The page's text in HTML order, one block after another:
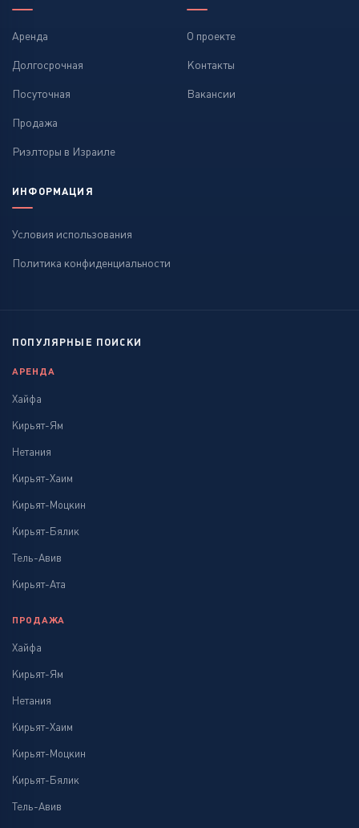
Аренда
Долгосрочная
Посуточная
Продажа
Риэлторы в Израиле
О проекте
Контакты
Вакансии
ИНФОРМАЦИЯ
Условия использования
Политика конфиденциальности
ПОПУЛЯРНЫЕ ПОИСКИ
АРЕНДА
Хайфа
Кирьят-Ям
Нетания
Кирьят-Хаим
Кирьят-Моцкин
Кирьят-Бялик
Тель-Авив
Кирьят-Ата
ПРОДАЖА
Хайфа
Кирьят-Ям
Нетания
Кирьят-Хаим
Кирьят-Моцкин
Кирьят-Бялик
Тель-Авив